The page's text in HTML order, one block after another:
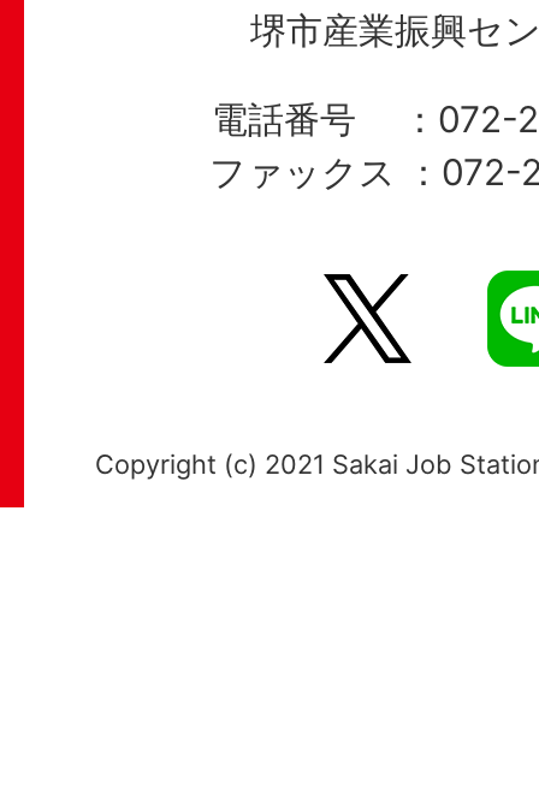
堺市産業振興セ
電話番号
072-
ファックス
072-
X
Copyright (c) 2021 Sakai Job